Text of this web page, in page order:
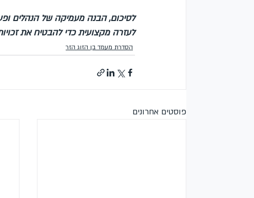
לסיכום, הבנה מעמיקה של הנהלים
לעזרה מקצועית כדי להבטיח את
הסדרת מעמד בן הזוג הזר
פוסטים אחרונים